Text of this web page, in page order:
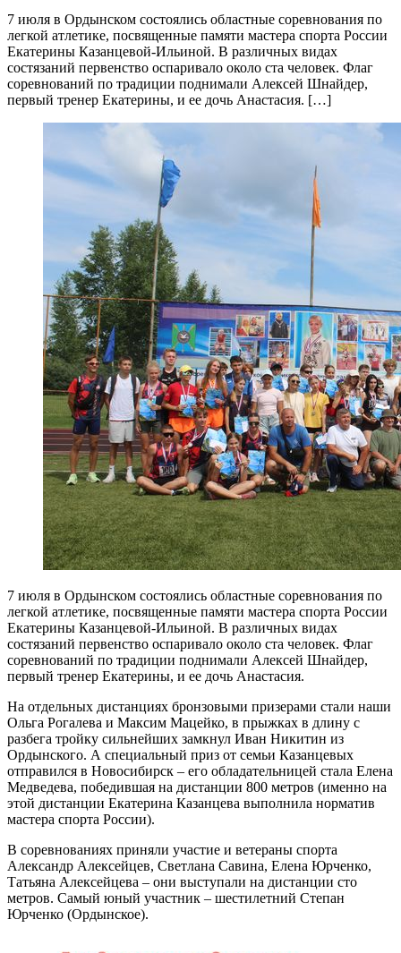
7 июля в Ордынском состоялись областные соревнования по
легкой атлетике, посвященные памяти мастера спорта России
Екатерины Казанцевой-Ильиной. В различных видах
состязаний первенство оспаривало около ста человек. Флаг
соревнований по традиции поднимали Алексей Шнайдер,
первый тренер Екатерины, и ее дочь Анастасия. […]
7 июля в Ордынском состоялись областные соревнования по
легкой атлетике, посвященные памяти мастера спорта России
Екатерины Казанцевой-Ильиной. В различных видах
состязаний первенство оспаривало около ста человек. Флаг
соревнований по традиции поднимали Алексей Шнайдер,
первый тренер Екатерины, и ее дочь Анастасия.
На отдельных дистанциях бронзовыми призерами стали наши
Ольга Рогалева и Максим Мацейко, в прыжках в длину с
разбега тройку сильнейших замкнул Иван Никитин из
Ордынского. А специальный приз от семьи Казанцевых
отправился в Новосибирск – его обладательницей стала Елена
Медведева, победившая на дистанции 800 метров (именно на
этой дистанции Екатерина Казанцева выполнила норматив
мастера спорта России).
В соревнованиях приняли участие и ветераны спорта
Александр Алексейцев, Светлана Савина, Елена Юрченко,
Татьяна Алексейцева – они выступали на дистанции сто
метров. Самый юный участник – шестилетний Степан
Юрченко (Ордынское).